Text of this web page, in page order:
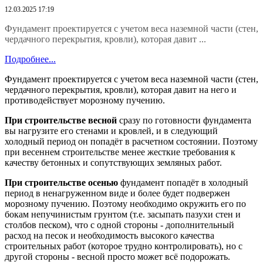
12.03.2025 17:19
Фундамент проектируется с учетом веса наземной части (стен,
чердачного перекрытия, кровли), которая давит ...
Подробнее...
Фундамент проектируется с учетом веса наземной части (стен,
чердачного перекрытия, кровли), которая давит на него и
противодействует морозному пучению.
При строительстве весной сразу по готовности фундамента
вы нагрузите его стенами и кровлей, и в следующий
холодный период он попадёт в расчетном состоянии. Поэтому
при весеннем строительстве менее жесткие требования к
качеству бетонных и сопутствующих земляных работ.
При строительстве осенью фундамент попадёт в холодный
период в ненагруженном виде и более будет подвержен
морозному пучению. Поэтому необходимо окружить его по
бокам непучинистым грунтом (т.е. засыпать пазухи стен и
столбов песком), что с одной стороны - дополнительный
расход на песок и необходимость высокого качества
строительных работ (которое трудно контролировать), но с
другой стороны - весной просто может всё подорожать.